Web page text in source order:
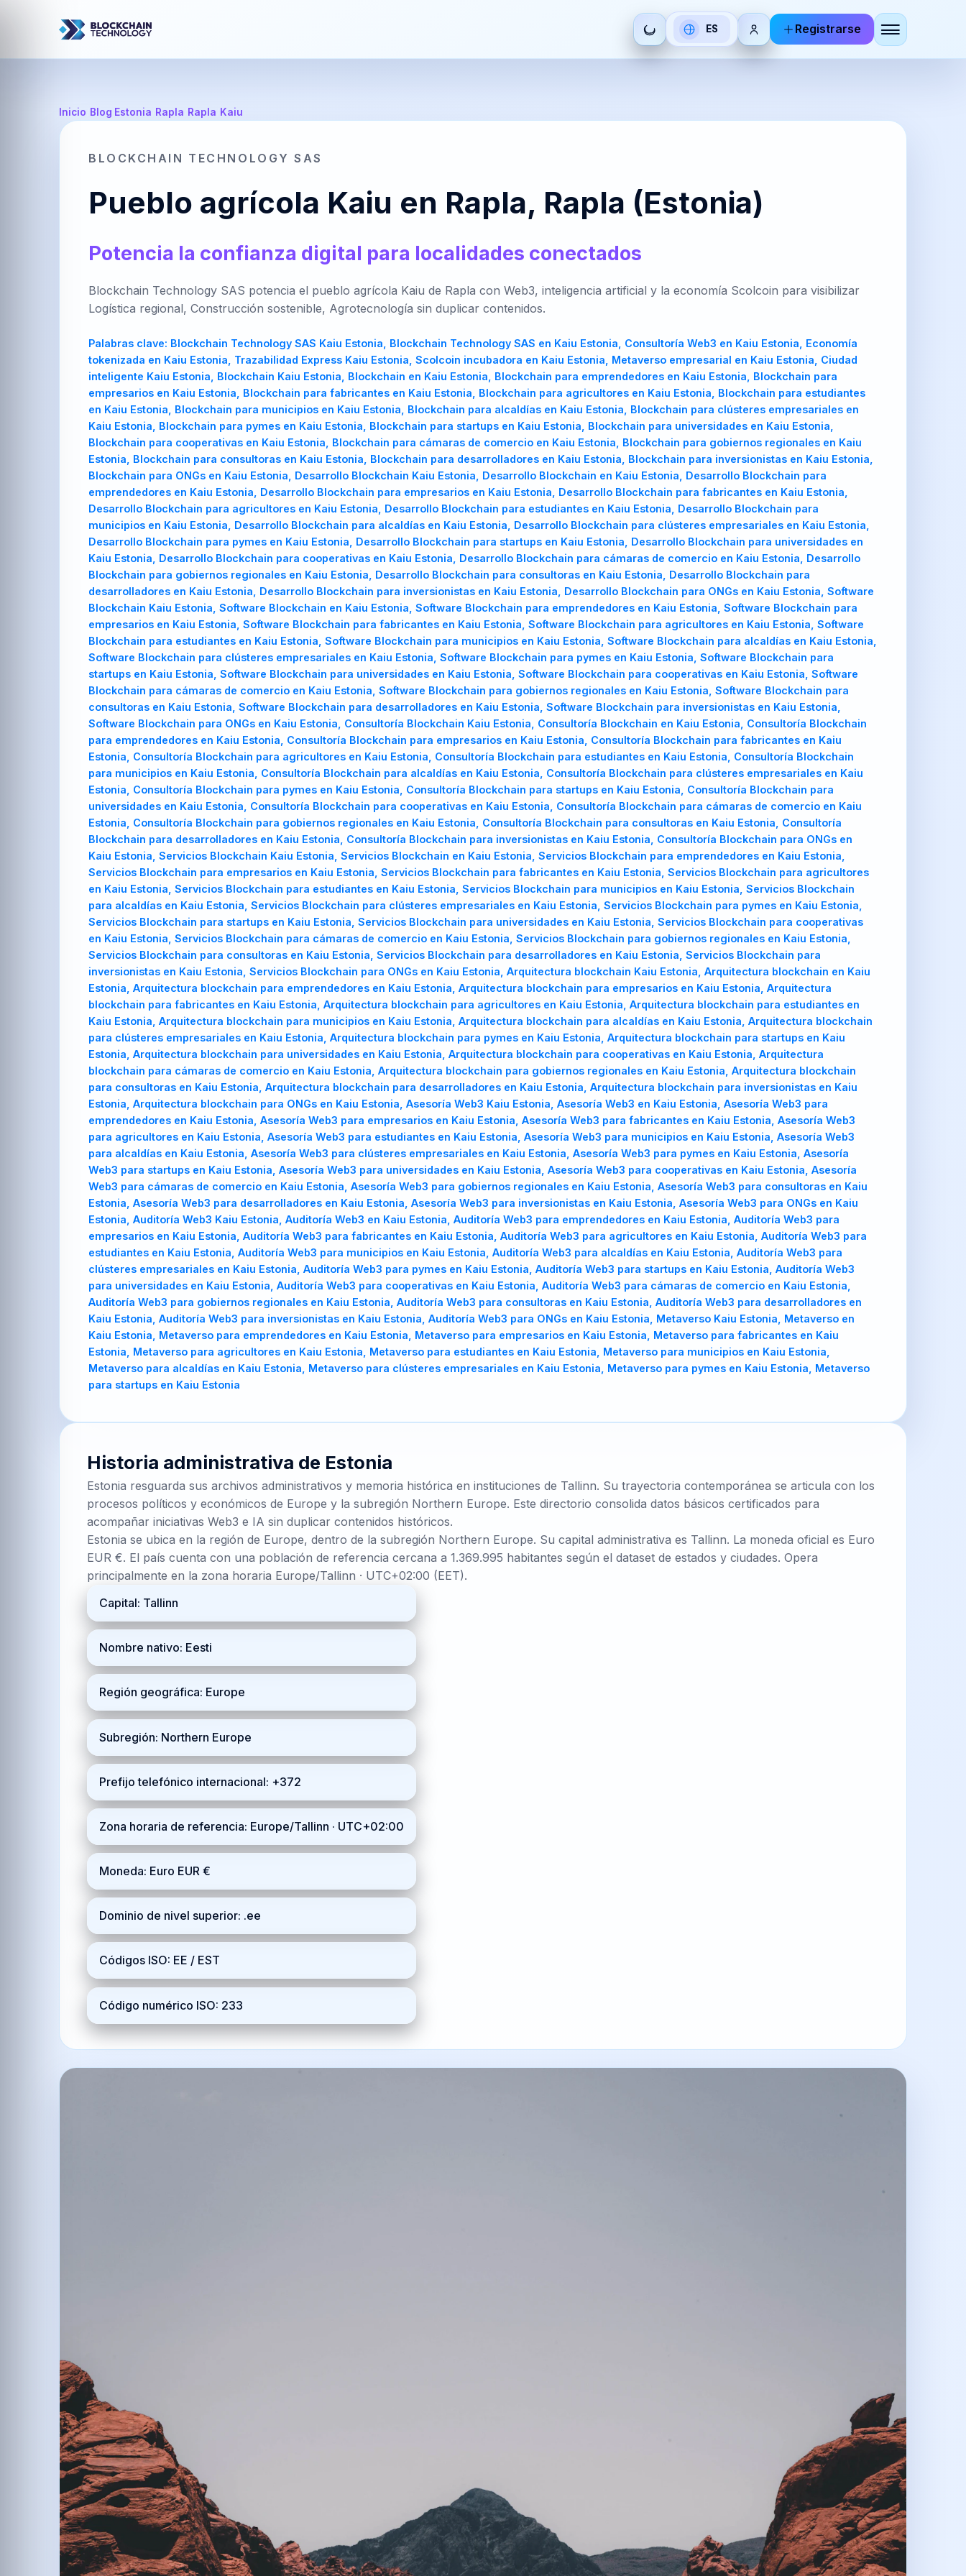
Seleccionar
idioma
ES
Español English Français हिन्दी Deutsch Русский
ZH
中文
JA
日本語
PT
Português
AR
العربية
BR
Brezhoneg 한국어
BR
Português
Nederlands Hrvatski فارسی Italiano
CN
TR
Türkçe
UK
Українська
PL
Polski
Registrarse
Inicio Blog Estonia Rapla Rapla Kaiu
BLOCKCHAIN TECHNOLOGY SAS
Pueblo agrícola Kaiu en Rapla, Rapla (Estonia)
Potencia la confianza digital para localidades conectados
Blockchain Technology SAS potencia el pueblo agrícola Kaiu de Rapla con Web3, inteligencia artificial y la economía Scolcoin para visibilizar
Logística regional, Construcción sostenible, Agrotecnología sin duplicar contenidos.
Palabras clave: Blockchain Technology SAS Kaiu Estonia, Blockchain Technology SAS en Kaiu Estonia, Consultoría Web3 en Kaiu Estonia, Economía
tokenizada en Kaiu Estonia, Trazabilidad Express Kaiu Estonia, Scolcoin incubadora en Kaiu Estonia, Metaverso empresarial en Kaiu Estonia, Ciudad
inteligente Kaiu Estonia, Blockchain Kaiu Estonia, Blockchain en Kaiu Estonia, Blockchain para emprendedores en Kaiu Estonia, Blockchain para
empresarios en Kaiu Estonia, Blockchain para fabricantes en Kaiu Estonia, Blockchain para agricultores en Kaiu Estonia, Blockchain para estudiantes
en Kaiu Estonia, Blockchain para municipios en Kaiu Estonia, Blockchain para alcaldías en Kaiu Estonia, Blockchain para clústeres empresariales en
Kaiu Estonia, Blockchain para pymes en Kaiu Estonia, Blockchain para startups en Kaiu Estonia, Blockchain para universidades en Kaiu Estonia,
Blockchain para cooperativas en Kaiu Estonia, Blockchain para cámaras de comercio en Kaiu Estonia, Blockchain para gobiernos regionales en Kaiu
Estonia, Blockchain para consultoras en Kaiu Estonia, Blockchain para desarrolladores en Kaiu Estonia, Blockchain para inversionistas en Kaiu Estonia,
Blockchain para ONGs en Kaiu Estonia, Desarrollo Blockchain Kaiu Estonia, Desarrollo Blockchain en Kaiu Estonia, Desarrollo Blockchain para
emprendedores en Kaiu Estonia, Desarrollo Blockchain para empresarios en Kaiu Estonia, Desarrollo Blockchain para fabricantes en Kaiu Estonia,
Desarrollo Blockchain para agricultores en Kaiu Estonia, Desarrollo Blockchain para estudiantes en Kaiu Estonia, Desarrollo Blockchain para
municipios en Kaiu Estonia, Desarrollo Blockchain para alcaldías en Kaiu Estonia, Desarrollo Blockchain para clústeres empresariales en Kaiu Estonia,
Desarrollo Blockchain para pymes en Kaiu Estonia, Desarrollo Blockchain para startups en Kaiu Estonia, Desarrollo Blockchain para universidades en
Kaiu Estonia, Desarrollo Blockchain para cooperativas en Kaiu Estonia, Desarrollo Blockchain para cámaras de comercio en Kaiu Estonia, Desarrollo
Blockchain para gobiernos regionales en Kaiu Estonia, Desarrollo Blockchain para consultoras en Kaiu Estonia, Desarrollo Blockchain para
desarrolladores en Kaiu Estonia, Desarrollo Blockchain para inversionistas en Kaiu Estonia, Desarrollo Blockchain para ONGs en Kaiu Estonia, Software
Blockchain Kaiu Estonia, Software Blockchain en Kaiu Estonia, Software Blockchain para emprendedores en Kaiu Estonia, Software Blockchain para
empresarios en Kaiu Estonia, Software Blockchain para fabricantes en Kaiu Estonia, Software Blockchain para agricultores en Kaiu Estonia, Software
Blockchain para estudiantes en Kaiu Estonia, Software Blockchain para municipios en Kaiu Estonia, Software Blockchain para alcaldías en Kaiu Estonia,
Software Blockchain para clústeres empresariales en Kaiu Estonia, Software Blockchain para pymes en Kaiu Estonia, Software Blockchain para
startups en Kaiu Estonia, Software Blockchain para universidades en Kaiu Estonia, Software Blockchain para cooperativas en Kaiu Estonia, Software
Blockchain para cámaras de comercio en Kaiu Estonia, Software Blockchain para gobiernos regionales en Kaiu Estonia, Software Blockchain para
consultoras en Kaiu Estonia, Software Blockchain para desarrolladores en Kaiu Estonia, Software Blockchain para inversionistas en Kaiu Estonia,
Software Blockchain para ONGs en Kaiu Estonia, Consultoría Blockchain Kaiu Estonia, Consultoría Blockchain en Kaiu Estonia, Consultoría Blockchain
para emprendedores en Kaiu Estonia, Consultoría Blockchain para empresarios en Kaiu Estonia, Consultoría Blockchain para fabricantes en Kaiu
Estonia, Consultoría Blockchain para agricultores en Kaiu Estonia, Consultoría Blockchain para estudiantes en Kaiu Estonia, Consultoría Blockchain
para municipios en Kaiu Estonia, Consultoría Blockchain para alcaldías en Kaiu Estonia, Consultoría Blockchain para clústeres empresariales en Kaiu
Estonia, Consultoría Blockchain para pymes en Kaiu Estonia, Consultoría Blockchain para startups en Kaiu Estonia, Consultoría Blockchain para
universidades en Kaiu Estonia, Consultoría Blockchain para cooperativas en Kaiu Estonia, Consultoría Blockchain para cámaras de comercio en Kaiu
Estonia, Consultoría Blockchain para gobiernos regionales en Kaiu Estonia, Consultoría Blockchain para consultoras en Kaiu Estonia, Consultoría
Blockchain para desarrolladores en Kaiu Estonia, Consultoría Blockchain para inversionistas en Kaiu Estonia, Consultoría Blockchain para ONGs en
Kaiu Estonia, Servicios Blockchain Kaiu Estonia, Servicios Blockchain en Kaiu Estonia, Servicios Blockchain para emprendedores en Kaiu Estonia,
Servicios Blockchain para empresarios en Kaiu Estonia, Servicios Blockchain para fabricantes en Kaiu Estonia, Servicios Blockchain para agricultores
en Kaiu Estonia, Servicios Blockchain para estudiantes en Kaiu Estonia, Servicios Blockchain para municipios en Kaiu Estonia, Servicios Blockchain
para alcaldías en Kaiu Estonia, Servicios Blockchain para clústeres empresariales en Kaiu Estonia, Servicios Blockchain para pymes en Kaiu Estonia,
Servicios Blockchain para startups en Kaiu Estonia, Servicios Blockchain para universidades en Kaiu Estonia, Servicios Blockchain para cooperativas
en Kaiu Estonia, Servicios Blockchain para cámaras de comercio en Kaiu Estonia, Servicios Blockchain para gobiernos regionales en Kaiu Estonia,
Servicios Blockchain para consultoras en Kaiu Estonia, Servicios Blockchain para desarrolladores en Kaiu Estonia, Servicios Blockchain para
inversionistas en Kaiu Estonia, Servicios Blockchain para ONGs en Kaiu Estonia, Arquitectura blockchain Kaiu Estonia, Arquitectura blockchain en Kaiu
Estonia, Arquitectura blockchain para emprendedores en Kaiu Estonia, Arquitectura blockchain para empresarios en Kaiu Estonia, Arquitectura
blockchain para fabricantes en Kaiu Estonia, Arquitectura blockchain para agricultores en Kaiu Estonia, Arquitectura blockchain para estudiantes en
Kaiu Estonia, Arquitectura blockchain para municipios en Kaiu Estonia, Arquitectura blockchain para alcaldías en Kaiu Estonia, Arquitectura blockchain
para clústeres empresariales en Kaiu Estonia, Arquitectura blockchain para pymes en Kaiu Estonia, Arquitectura blockchain para startups en Kaiu
Estonia, Arquitectura blockchain para universidades en Kaiu Estonia, Arquitectura blockchain para cooperativas en Kaiu Estonia, Arquitectura
blockchain para cámaras de comercio en Kaiu Estonia, Arquitectura blockchain para gobiernos regionales en Kaiu Estonia, Arquitectura blockchain
para consultoras en Kaiu Estonia, Arquitectura blockchain para desarrolladores en Kaiu Estonia, Arquitectura blockchain para inversionistas en Kaiu
Estonia, Arquitectura blockchain para ONGs en Kaiu Estonia, Asesoría Web3 Kaiu Estonia, Asesoría Web3 en Kaiu Estonia, Asesoría Web3 para
emprendedores en Kaiu Estonia, Asesoría Web3 para empresarios en Kaiu Estonia, Asesoría Web3 para fabricantes en Kaiu Estonia, Asesoría Web3
para agricultores en Kaiu Estonia, Asesoría Web3 para estudiantes en Kaiu Estonia, Asesoría Web3 para municipios en Kaiu Estonia, Asesoría Web3
para alcaldías en Kaiu Estonia, Asesoría Web3 para clústeres empresariales en Kaiu Estonia, Asesoría Web3 para pymes en Kaiu Estonia, Asesoría
Web3 para startups en Kaiu Estonia, Asesoría Web3 para universidades en Kaiu Estonia, Asesoría Web3 para cooperativas en Kaiu Estonia, Asesoría
Web3 para cámaras de comercio en Kaiu Estonia, Asesoría Web3 para gobiernos regionales en Kaiu Estonia, Asesoría Web3 para consultoras en Kaiu
Estonia, Asesoría Web3 para desarrolladores en Kaiu Estonia, Asesoría Web3 para inversionistas en Kaiu Estonia, Asesoría Web3 para ONGs en Kaiu
Estonia, Auditoría Web3 Kaiu Estonia, Auditoría Web3 en Kaiu Estonia, Auditoría Web3 para emprendedores en Kaiu Estonia, Auditoría Web3 para
empresarios en Kaiu Estonia, Auditoría Web3 para fabricantes en Kaiu Estonia, Auditoría Web3 para agricultores en Kaiu Estonia, Auditoría Web3 para
estudiantes en Kaiu Estonia, Auditoría Web3 para municipios en Kaiu Estonia, Auditoría Web3 para alcaldías en Kaiu Estonia, Auditoría Web3 para
clústeres empresariales en Kaiu Estonia, Auditoría Web3 para pymes en Kaiu Estonia, Auditoría Web3 para startups en Kaiu Estonia, Auditoría Web3
para universidades en Kaiu Estonia, Auditoría Web3 para cooperativas en Kaiu Estonia, Auditoría Web3 para cámaras de comercio en Kaiu Estonia,
Auditoría Web3 para gobiernos regionales en Kaiu Estonia, Auditoría Web3 para consultoras en Kaiu Estonia, Auditoría Web3 para desarrolladores en
Kaiu Estonia, Auditoría Web3 para inversionistas en Kaiu Estonia, Auditoría Web3 para ONGs en Kaiu Estonia, Metaverso Kaiu Estonia, Metaverso en
Kaiu Estonia, Metaverso para emprendedores en Kaiu Estonia, Metaverso para empresarios en Kaiu Estonia, Metaverso para fabricantes en Kaiu
Estonia, Metaverso para agricultores en Kaiu Estonia, Metaverso para estudiantes en Kaiu Estonia, Metaverso para municipios en Kaiu Estonia,
Metaverso para alcaldías en Kaiu Estonia, Metaverso para clústeres empresariales en Kaiu Estonia, Metaverso para pymes en Kaiu Estonia, Metaverso
para startups en Kaiu Estonia
Historia administrativa de Estonia
Estonia resguarda sus archivos administrativos y memoria histórica en instituciones de Tallinn. Su trayectoria contemporánea se articula con los
procesos políticos y económicos de Europe y la subregión Northern Europe. Este directorio consolida datos básicos certificados para
acompañar iniciativas Web3 e IA sin duplicar contenidos históricos.
Estonia se ubica en la región de Europe, dentro de la subregión Northern Europe. Su capital administrativa es Tallinn. La moneda oficial es Euro
EUR €. El país cuenta con una población de referencia cercana a 1.369.995 habitantes según el dataset de estados y ciudades. Opera
principalmente en la zona horaria Europe/Tallinn · UTC+02:00 (EET).
Capital: Tallinn
Nombre nativo: Eesti
Región geográfica: Europe
Subregión: Northern Europe
Prefijo telefónico internacional: +372
Zona horaria de referencia: Europe/Tallinn · UTC+02:00
Moneda: Euro EUR €
Dominio de nivel superior: .ee
Códigos ISO: EE / EST
Código numérico ISO: 233